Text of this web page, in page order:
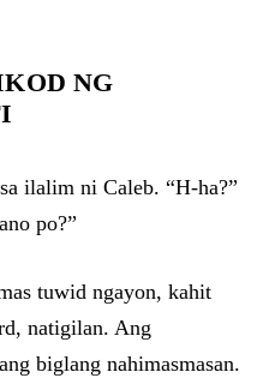
NG
ilalim ni Caleb. “H-ha?”
po?”
tuwid ngayon, kahit
natigilan. Ang
biglang nahimasmasan.